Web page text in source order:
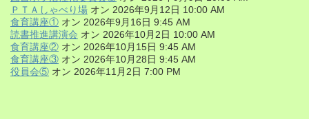
ＰＴＡしゃべり場 オン 2026年9月12日 10:00 AM
食育講座① オン 2026年9月16日 9:45 AM
読書推進講演会 オン 2026年10月2日 10:00 AM
食育講座② オン 2026年10月15日 9:45 AM
食育講座③ オン 2026年10月28日 9:45 AM
役員会⑤ オン 2026年11月2日 7:00 PM